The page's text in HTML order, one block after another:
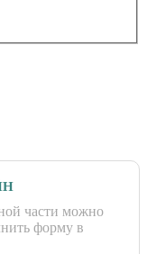
части можно
форму в